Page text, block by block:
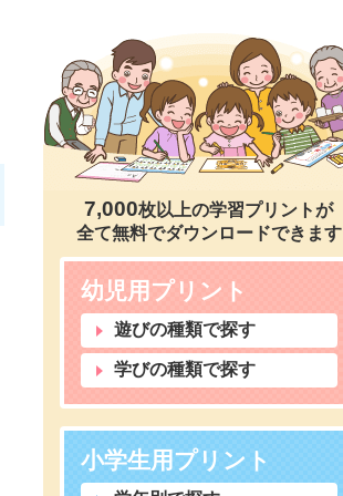
7,000枚以上の学習プリントが
全て無料でダウンロードできます
幼児用プリント
遊びの種類で探す
学びの種類で探す
小学生用プリント